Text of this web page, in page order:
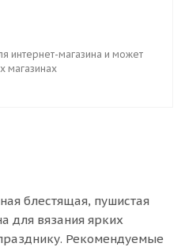
интернет-магазина и может
магазинах
блестящая, пушистая
для вязания ярких
Рекомендуемые